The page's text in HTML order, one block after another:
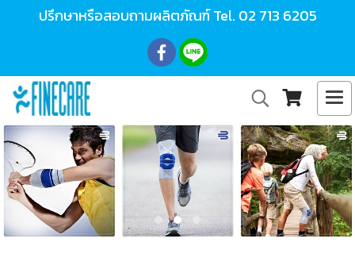
ปรึกษาหรือสอบถามผลิตภัณฑ์ Tel. 02 713 6205